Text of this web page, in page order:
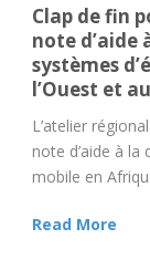
Clap de fin
note d’aide
systèmes
l’Ouest et
L’atelier
note d’aide à la
mobile en
Read More